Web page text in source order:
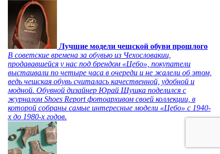
Лучшие модели чешской обуви прошлого
В советские времена за обувью из Чехословакии,
продававшейся у нас под брендом «Цебо», покупатели
выстаивали по четыре часа в очереди и не жалели об этом,
ведь чешская обувь считалась качественной, удобной и
модной. Обувной дизайнер Юрай Шушка поделился с
журналом Shoes Report фотоархивом своей коллекции, в
которой собраны самые интересные модели «Цебо» с 1940-
х до 1980-х годов.